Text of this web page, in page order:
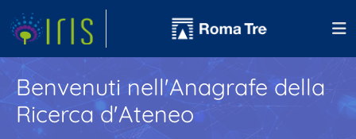
Benvenuti nell'Anagrafe della
Ricerca d'Ateneo